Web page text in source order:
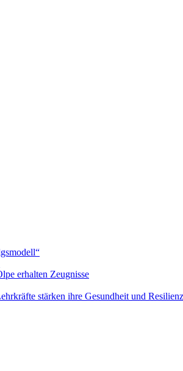
erhalten Zeugnisse
stärken ihre Gesundheit und Resilienz